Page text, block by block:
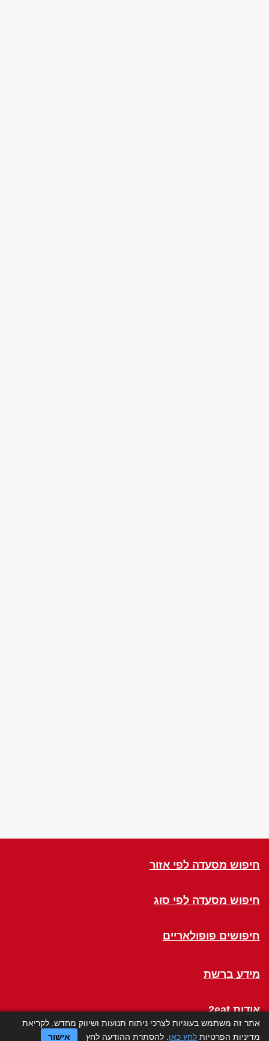
חיפוש מסעדה לפי אזור
חיפוש מסעדה לפי סוג
חיפושים פופולאריים
מידע ברשת
אודות 2eat
אתר זה משתמש בעוגיות לצרכי ניתוח תנועות ושיווק מחדש. לקריאת
מדיניות הפרטיות לחץ כאן . להסתרת ההודעה לחץ אישור